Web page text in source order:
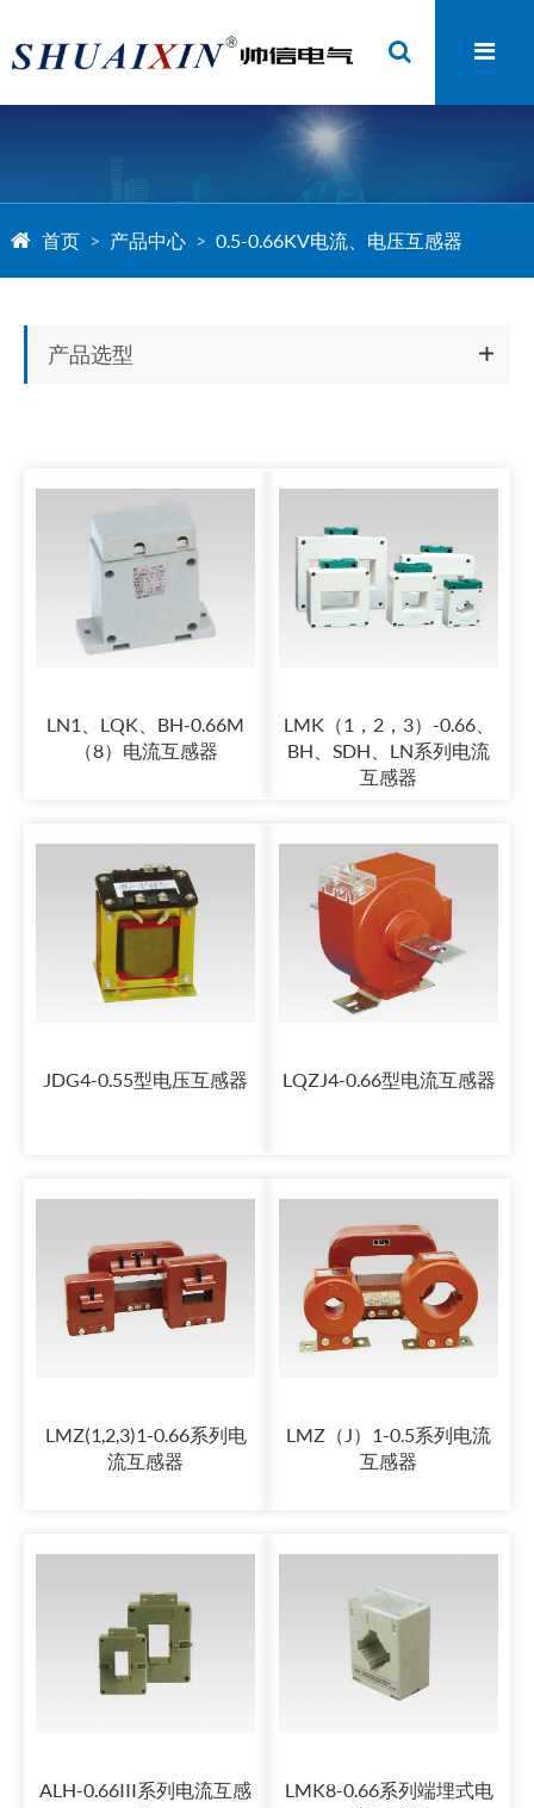
首页 产品中心 0.5-0.66KV电流、电压互感器
产品选型
LN1、LQK、BH-0.66M
（8）电流互感器
LMK（1，2，3）-0.66、
BH、SDH、LN系列电流
互感器
JDG4-0.55型电压互感器 LQZJ4-0.66型电流互感器
LMZ(1,2,3)1-0.66系列电
流互感器
LMZ（J）1-0.5系列电流
互感器
ALH-0.66III系列电流互感
LMK8-0.66系列端埋式电